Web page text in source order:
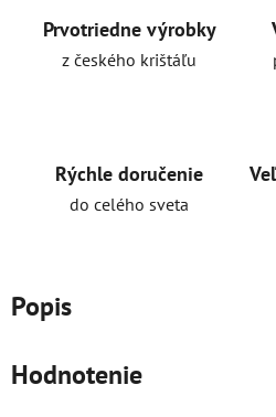
Prvotriedne výrobky
z českého krištáľu
Rýchle doručenie
do celého sveta
Popis
Hodnotenie